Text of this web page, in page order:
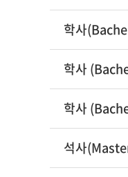
학사
학사
학사
석사